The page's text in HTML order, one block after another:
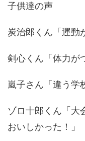
子供達の声
炭治郎くん「運動
剣心くん「体力が
嵐子さん「違う学
ゾロ十郎くん「大
おいしかった！」